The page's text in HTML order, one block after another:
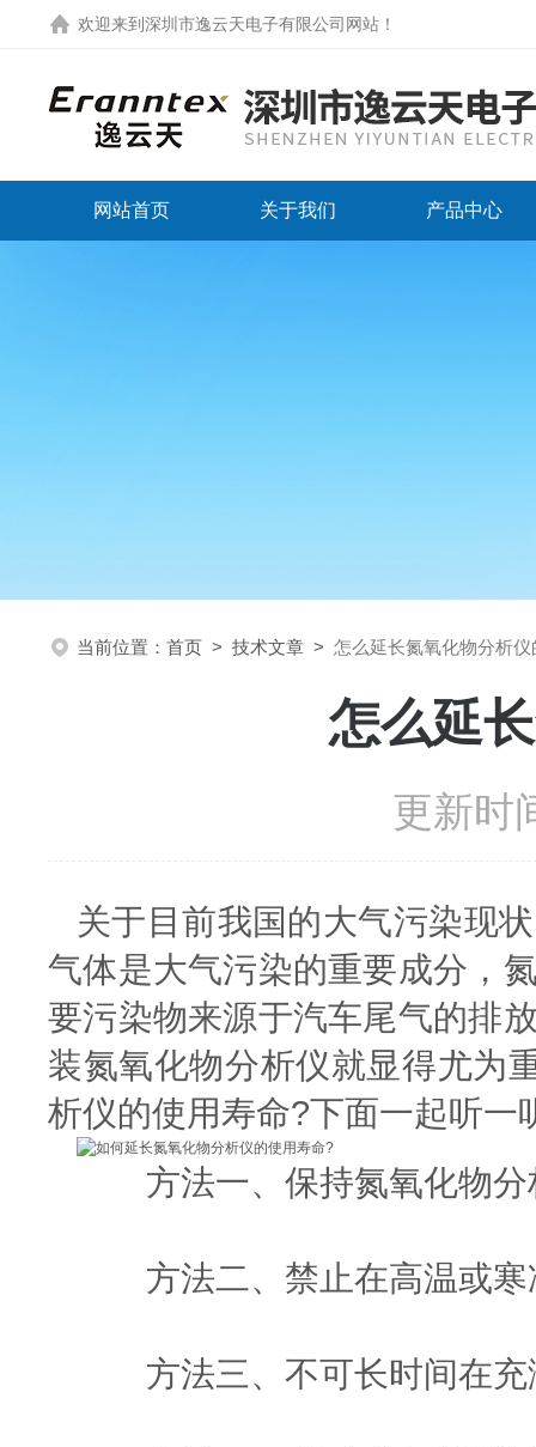
欢迎来到 深圳市逸云天电子有限公司网站 ！
网站首页 关于我们 产品中心
当前位置： 首页 > 技术文章 > 怎么延长氮氧化物分析
怎么延
更新时
关于目前我国的大气污染现
气体是大气污染的重要成分，
要污染物来源于汽车尾气的排
装氮氧化物分析仪就显得尤为
析仪的使用寿命?下面一起听一
方法一、保持氮氧化物分
方法二、禁止在高温或寒
方法三、不可长时间在充